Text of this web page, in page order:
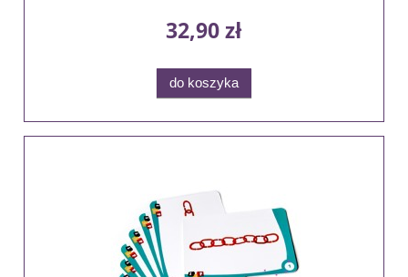
32,90 zł
do koszyka